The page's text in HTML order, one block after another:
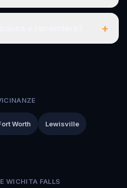
+
Worth Lewisville
WICHITA FALLS